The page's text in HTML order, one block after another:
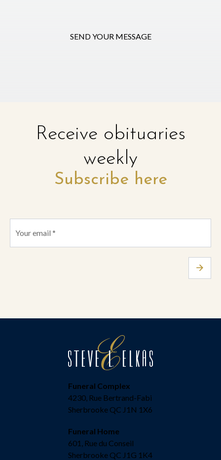
SEND YOUR MESSAGE
Receive obituaries
weekly
Subscribe here
Funeral Complex
4230, Rue Bertrand-Fabi
Sherbrooke QC J1N 1X6
Funeral Home
601, Rue du Conseil
Sherbrooke QC J1G 1K4